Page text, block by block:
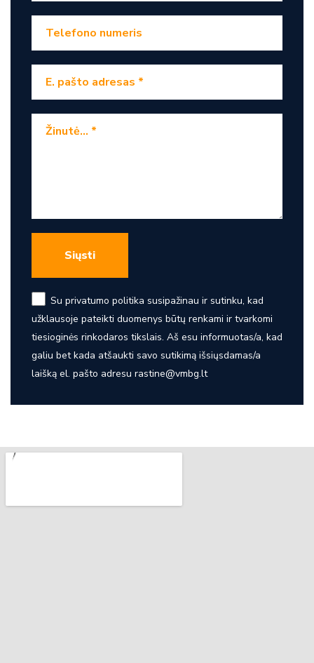
Siųsti
Su privatumo politika susipažinau ir sutinku, kad
užklausoje pateikti duomenys būtų renkami ir tvarkomi
tiesioginės rinkodaros tikslais. Aš esu informuotas/a, kad
galiu bet kada atšaukti savo sutikimą išsiųsdamas/a
laišką el. pašto adresu rastine@vmbg.lt